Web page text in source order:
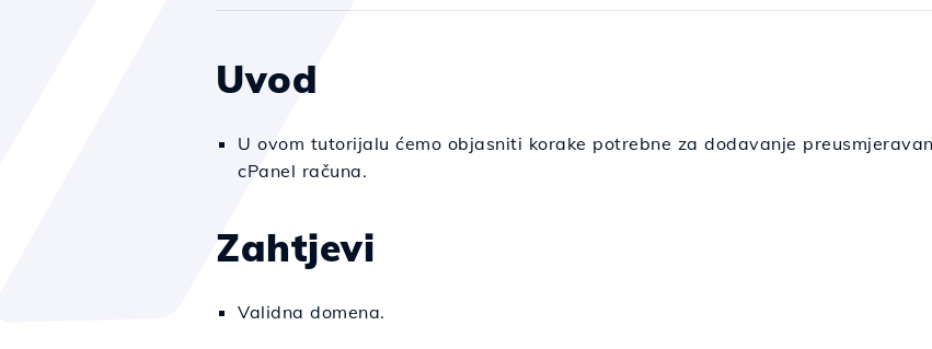
Uvod
U ovom tutorijalu ćemo objasniti korake potrebne za dodavanje
cPanel računa.
Zahtjevi
Validna domena.